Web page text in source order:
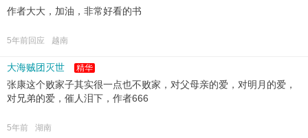
作者大大，加油，非常好看的书
5年前回应 越南
大海贼团灭世 精华
张康这个败家子其实很一点也不败家，对父母亲的爱，对明月的爱，
对兄弟的爱，催人泪下，作者666
5年前 湖南